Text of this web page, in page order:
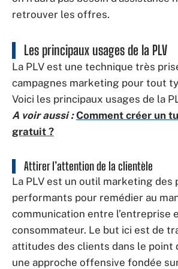
retrouver les offres.
Les principaux usages de la PLV
La PLV est une technique très
campagnes marketing pour tout
Voici les principaux usages de la
A voir aussi : Comment créer un
gratuit ?
Attirer l’attention de la clientèle
La PLV est un outil marketing des
performants pour remédier au
communication entre l’entreprise
consommateur. Le but ici est de
attitudes des clients dans le point
une approche offensive fondée